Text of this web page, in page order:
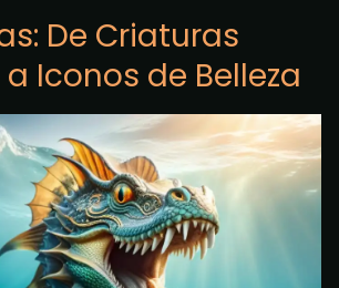
De Criaturas
Iconos de Belleza